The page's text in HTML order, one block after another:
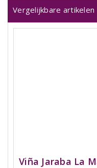
Vergelijkbare artikelen
Viña Jaraba La